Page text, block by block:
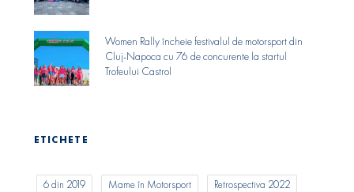
Women Rally încheie festivalul de motorsport din
Cluj-Napoca cu 76 de concurente la startul
Trofeului Castrol
ETICHETE
6 din 2019 Mame în Motorsport Retrospectiva 2022